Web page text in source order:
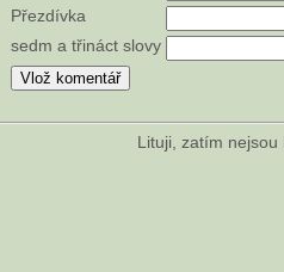
Přezdívka
sedm a třináct slovy
Lituji, zatím